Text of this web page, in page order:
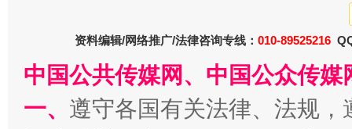
资料编辑/网络推广/法律咨询专线： 010-89525216
中国公共传媒网、中国公众传
一、 遵守各国有关法律、法规